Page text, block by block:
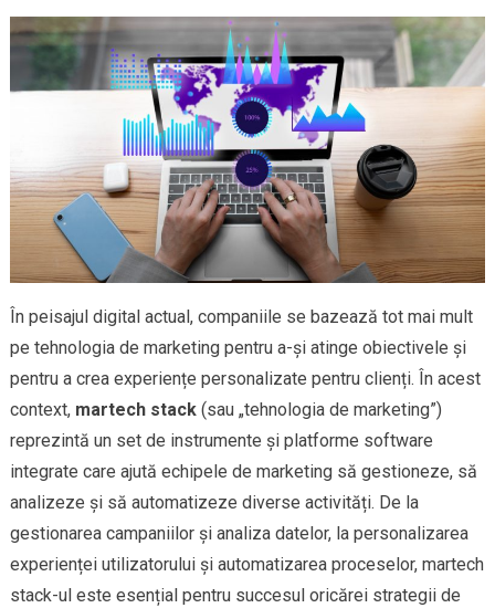
În peisajul digital actual, companiile se bazează tot mai mult
pe tehnologia de marketing pentru a-și atinge obiectivele și
pentru a crea experiențe personalizate pentru clienți. În acest
context, martech stack(sau „tehnologia de marketing”)
reprezintă un set de instrumente și platforme software
integrate care ajută echipele de marketing să gestioneze, să
analizeze și să automatizeze diverse activități. De la
gestionarea campaniilor și analiza datelor, la personalizarea
experienței utilizatorului și automatizarea proceselor, martech
stack-ul este esențial pentru succesul oricărei strategii de